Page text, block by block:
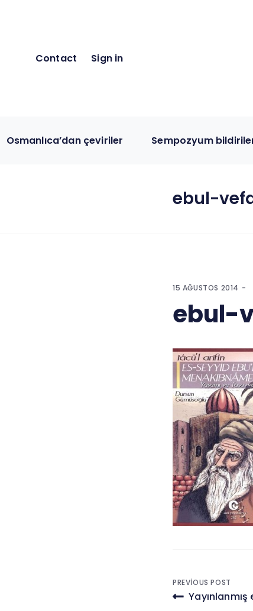
Contact Sign in
Osmanlıca’dan çeviriler Sempozyum
ebul-
15 AĞUSTOS 2014
ebul-
Yazı
PREVIOUS POST
Yayınlanmış